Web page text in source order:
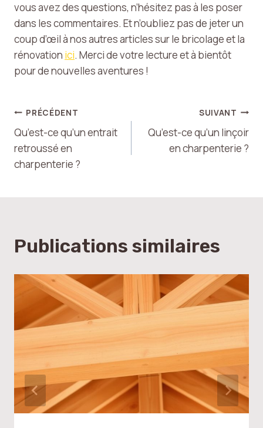
vous avez des questions, n’hésitez pas à les poser
dans les commentaires. Et n’oubliez pas de jeter un
coup d’œil à nos autres articles sur le bricolage et la
rénovation ici. Merci de votre lecture et à bientôt
pour de nouvelles aventures !
Navigation
de
l’article
PRÉCÉDENT
Qu’est-ce qu’un entrait
retroussé en
charpenterie ?
SUIVANT
Qu’est-ce qu’un linçoir
en charpenterie ?
Publications similaires